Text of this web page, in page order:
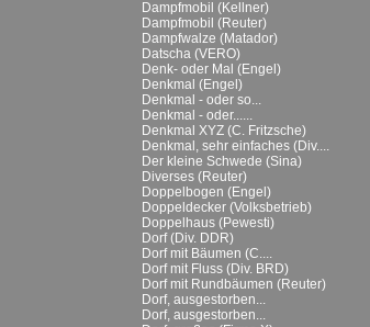
Dampfmobil (Kellner)
Dampfmobil (Reuter)
Dampfwalze (Matador)
Datscha (VERO)
Denk- oder Mal (Engel)
Denkmal (Engel)
Denkmal - oder so...
Denkmal - oder......
Denkmal XYZ (C. Fritzsche)
Denkmal, sehr einfaches (Div....
Der kleine Schwede (Sina)
Diverses (Reuter)
Doppelbogen (Engel)
Doppeldecker (Volksbetrieb)
Doppelhaus (Pewesti)
Dorf (Div. DDR)
Dorf mit Bäumen (C....
Dorf mit Fluss (Div. BRD)
Dorf mit Rundbäumen (Reuter)
Dorf, ausgestorben...
Dorf, ausgestorben...